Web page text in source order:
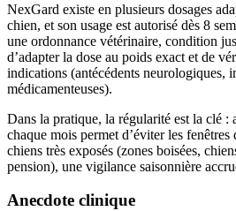
NexGard existe en plusieurs dosages
chien, et son usage est autorisé dès 8
une ordonnance vétérinaire, condition
d’adapter la dose au poids exact et de
indications (antécédents neurologiques,
médicamenteuses).
Dans la pratique, la régularité est la clé :
chaque mois permet d’éviter les
chiens très exposés (zones boisées,
pension), une vigilance saisonnière
Anecdote clinique